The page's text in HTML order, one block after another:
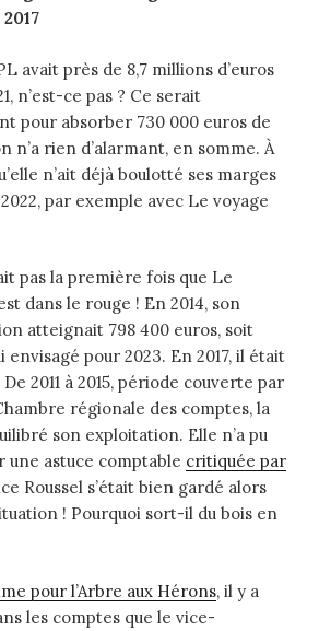
avait près de 8,7 millions d’euros
n’est-ce pas ? Ce serait
pour absorber 730 000 euros de
n’a rien d’alarmant, en somme. À
n’ait déjà boulotté ses marges
par exemple avec Le voyage
pas la première fois que Le
dans le rouge ! En 2014, son
atteignait 798 400 euros, soit
envisagé pour 2023. En 2017, il était
2011 à 2015, période couverte par
régionale des comptes, la
son exploitation. Elle n’a pu
une astuce comptable critiquée par
Roussel s’était bien gardé alors
! Pourquoi sort-il du bois en
pour l’Arbre aux Hérons, il y a
les comptes que le vice-